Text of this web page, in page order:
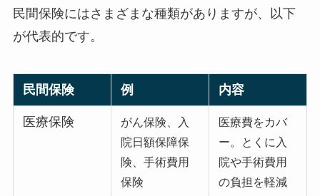
民間保険にはさまざまな種類がありますが、以下
が代表的です。
民間保険 例 内容
医療保険
がん保険、入
院日額保障保
険、手術費用
保険
医療費をカバ
ー。とくに入
院や手術費用
の負担を軽減